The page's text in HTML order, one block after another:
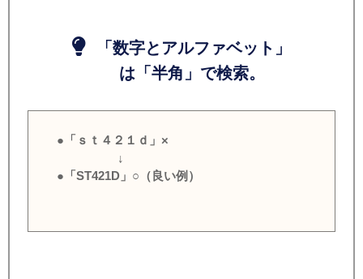
「数字とアルファベット」
は「半角」で検索。
●「ｓｔ４２１ｄ」×
↓
●「ST421D」○（良い例）